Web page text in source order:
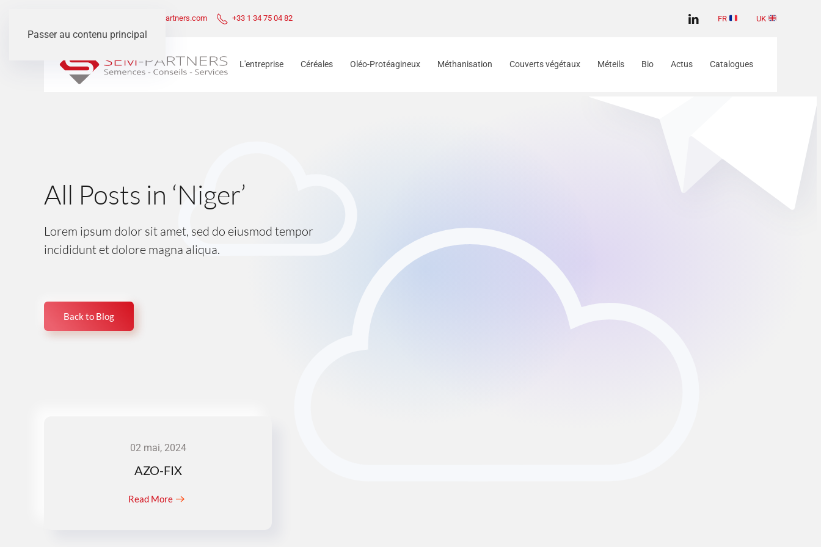
Passer au contenu principal
contact@sem-partners.com +33 1 34 75 04 82 FR UK
L'entreprise Céréales Oléo-Protéagineux Méthanisation Couverts végétaux Méteils Bio Actus Catalogues
All Posts in ‘Niger’
Lorem ipsum dolor sit amet, sed do eiusmod tempor
incididunt et dolore magna aliqua.
Back to Blog
02 mai, 2024
AZO-FIX
Read More